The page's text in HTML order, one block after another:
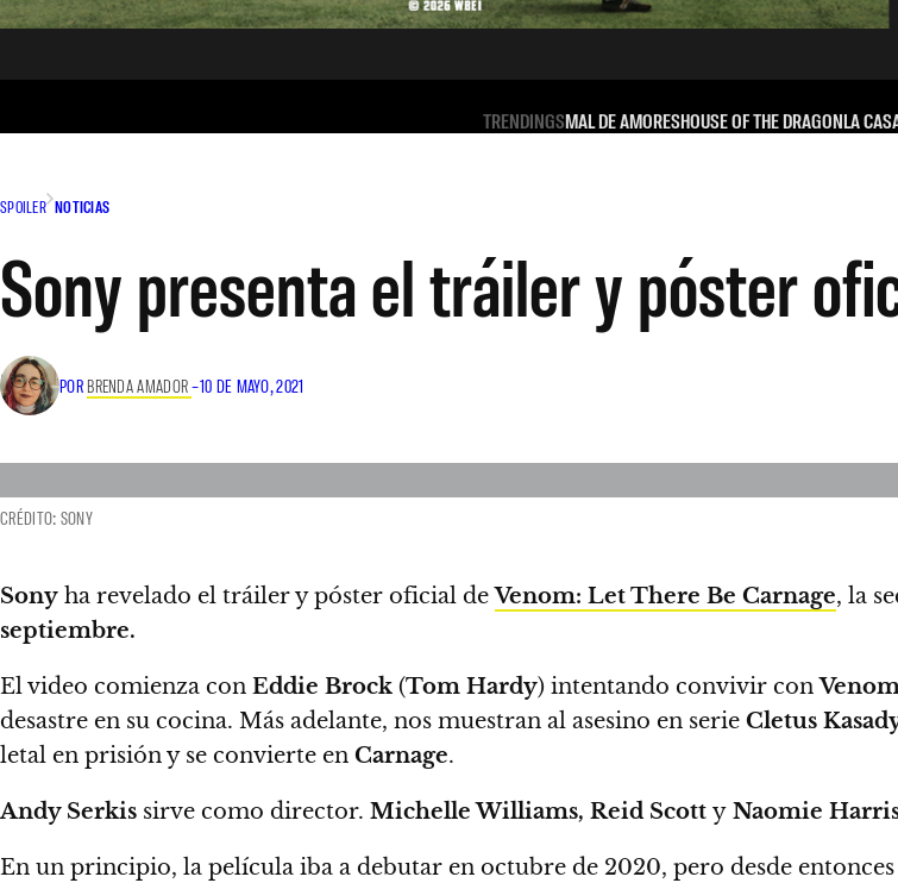
TRENDINGSMAL DE AMORESHOUSE OF THE DRAGONLA
SPOILER NOTICIAS
Sony presenta el tráiler y póster
POR BRENDA AMADOR–10 DE MAYO, 2021
CRÉDITO: SONY
Sony ha revelado el tráiler y póster oficial deVenom: Let There Be Carnage, la
septiembre.
El video comienza con Eddie Brock (Tom Hardy) intentando convivir con
desastre en su cocina. Más adelante, nos muestran al asesino en serie Cletus
letal en prisión y se convierte en Carnage.
Andy Serkis sirve como director. Michelle Williams, Reid Scott y Naomie
En un principio, la película iba a debutar en octubre de 2020, pero desde